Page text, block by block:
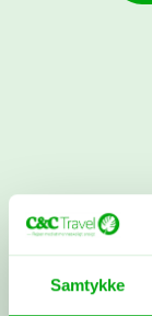
Samtykke